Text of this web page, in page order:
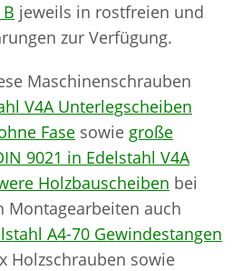
jeweils in rostfreien und
zur Verfügung.
Maschinenschrauben
V4A Unterlegscheiben
Fase sowie große
9021 in Edelstahl V4A
Holzbauscheiben bei
Montagearbeiten auch
A4-70 Gewindestangen
Holzschrauben sowie